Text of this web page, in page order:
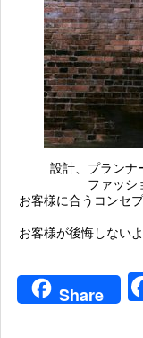
設計、プランナ
ファッシ
お客様に合うコンセ
お客様が後悔しない
Share